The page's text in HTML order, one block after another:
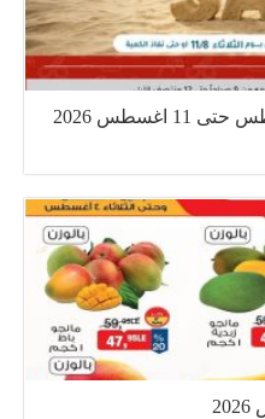
عروض المرشدى اليوم 5 اغسطس حتى 11 اغسطس 2026